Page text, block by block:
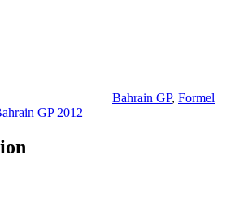
Bahrain GP, Formel
GP 2012